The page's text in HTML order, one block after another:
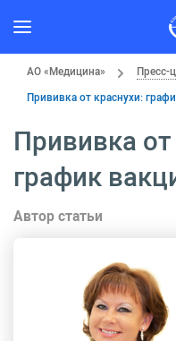
АО «Медицина» Пресс-
Прививка от краснухи:
Прививка
график
Автор статьи